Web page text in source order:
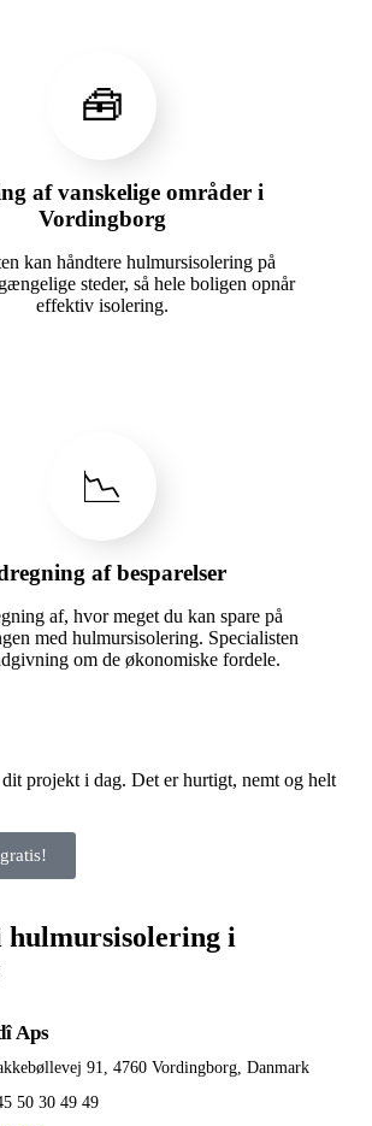
🧰
af vanskelige områder i
Vordingborg
kan håndtere hulmursisolering på
steder, så hele boligen opnår
effektiv isolering.
📉
af besparelser
af, hvor meget du kan spare på
med hulmursisolering. Specialisten
om de økonomiske fordele.
projekt i dag. Det er hurtigt, nemt og helt
hulmursisolering i
Aps
91, 4760 Vordingborg, Danmark
50 30 49 49